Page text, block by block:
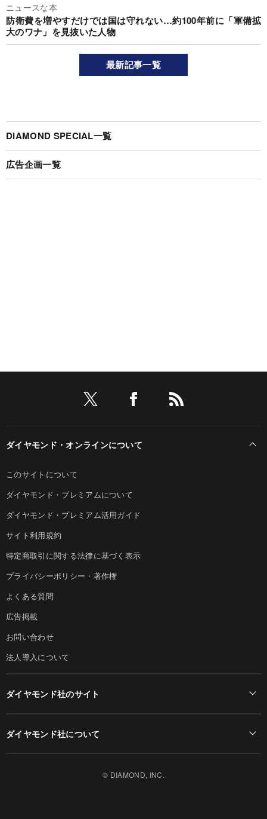
ニュースな本
防衛費を増やすだけでは国は守れない…約100年前に「軍備拡
大のワナ」を見抜いた人物
最新記事一覧
DIAMOND SPECIAL一覧
広告企画一覧
ダイヤモンド・オンラインについて
このサイトについて
ダイヤモンド・プレミアムについて
ダイヤモンド・プレミアム活用ガイド
サイト利用規約
特定商取引に関する法律に基づく表示
プライバシーポリシー・著作権
よくある質問
広告掲載
お問い合わせ
法人導入について
ダイヤモンド社のサイト
ダイヤモンド社について
© DIAMOND, INC.